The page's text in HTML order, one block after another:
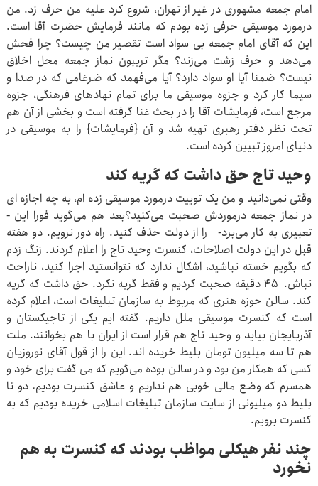
امام جمعه مشهوری در غیر از تهران، شروع کرد علیه من حرف زد. من
درمورد موسیقی حرفی زده بودم که مانند فرمایش حضرت آقا است.
این که آقای امام جمعه بی سواد است تقصیر من چیست؟ چرا فحش
می‌دهد و حرف زشت می‌زند؟ مگر تریبون نماز جمعه محل اخلاق
نیست؟ ضمنا آیا او سواد دارد؟ آیا می‌فهمد که ضرغامی که در صدا و
سیما کار کرد و جزوه موسیقی ما برای تمام نهادهای فرهنگی، جزوه
مرجع است، فرمایشات آقا را در بحث غنا گرفته است و بخشی از آن هم
تحت نظر دفتر رهبری تهیه شد و آن {فرمایشات} را به موسیقی در
دنیای امروز تبیین کرده است.
وحید تاج حق داشت که گریه کند
وقتی نمی‌دانید و من یک توییت درمورد موسیقی زده ام، به چه اجازه ای
در نماز جمعه درموردش صحبت می‌کنید؟بعد هم می‌گوید فورا این -
تعبیری به کار می‌برد- را از دولت حذف کنید. راه دور نرویم. دو هفته
قبل در این دولت اصلاحات، کنسرت وحید تاج را اعلام کردند. زنگ زدم
که بگویم خسته نباشید، اشکال ندارد که نتوانستید اجرا کنید، ناراحت
نباش. ۴۵ دقیقه صحبت کردیم و فقط گریه نکرد. حق داشت که گریه
کند. سالن حوزه هنری که مربوط به سازمان تبلیغات است، اعلام کرده
است که کنسرت موسیقی ملل داریم. گفته ایم یکی از تاجیکستان و
آذربایجان بیاید و وحید تاج هم قرار است از ایران با هم بخوانند. ملت
هم تا سه میلیون تومان بلیط خریده اند. این را از قول آقای نوروزیان
کسی که همکار من بود و در سالن بوده می‌گویم که می گفت برای خود و
همسرم که وضع مالی خوبی هم نداریم و عاشق کنسرت بودیم، دو تا
بلیط دو میلیونی از سایت سازمان تبلیغات اسلامی خریده بودیم که به
کنسرت برویم.
چند نفر هیکلی مواظب بودند که کنسرت به هم
نخورد